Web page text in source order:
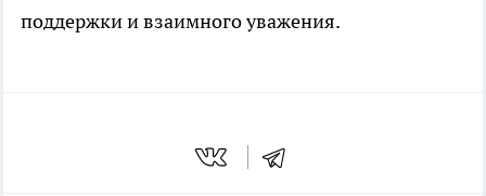
поддержки и взаимного уважения.